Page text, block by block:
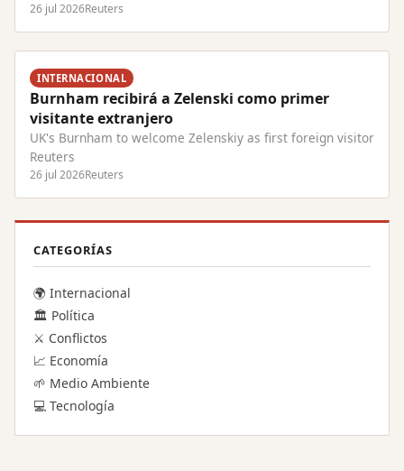
26 jul 2026Reuters
INTERNACIONAL
Burnham recibirá a Zelenski como primer
visitante extranjero
UK's Burnham to welcome Zelenskiy as first foreign visitor
Reuters
26 jul 2026Reuters
CATEGORÍAS
🌍 Internacional
🏛️ Política
⚔️ Conflictos
📈 Economía
🌱 Medio Ambiente
💻 Tecnología